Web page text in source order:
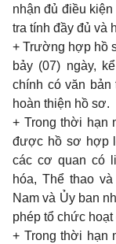
nhận đủ điều
tra tính đầy đủ và
+ Trường hợp hồ
bảy (07) ngày,
chính có văn bản
hoàn thiện hồ sơ.
+ Trong thời hạn
được hồ sơ hợp
các cơ quan có
hóa, Thể thao
Nam và Ủy ban
phép tổ chức
+ Trong thời hạn